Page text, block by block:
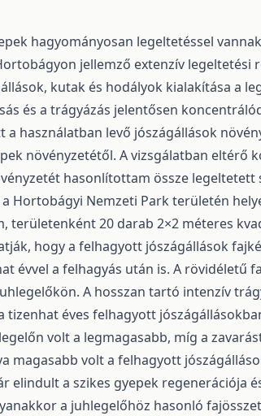
hagyományosan legeltetéssel
jellemző extenzív legeltetési
kutak és hodályok kialakítása a
és a trágyázás jelentősen
használatban levő jószágállások
növényzetétől. A vizsgálatban eltérő
hasonlítottam össze legeltetett
Hortobágyi Nemzeti Park területén
területenként 20 darab 2×2 méteres
hogy a felhagyott jószágállások
évvel a felhagyás után is. A rövidéletű
A hosszan tartó intenzív
éves felhagyott
volt a legmagasabb, míg a
magasabb volt a felhagyott
elindult a szikes gyepek regenerációja
a juhlegelőhöz hasonló